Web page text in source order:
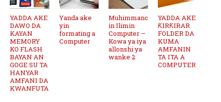
YADDA AKE
DAWO DA
KAYAN
MEMORY
KO FLASH
BAYAN AN
GOGE SU TA
HANYAR
AMFANI DA
KWANFUTA
Yanda ake
yin
formating a
Computer
Muhimmanc
in Ilimin
Computer –
Kowa ya iya
allonshi ya
wanke 2
YADDA AKE
ƘIRƘIRAR
FOLDER DA
KUMA
AMFANIN
TA ITA A
COMPUTER